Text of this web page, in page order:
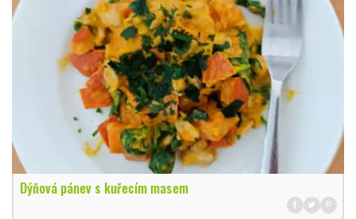
Dýňová pánev s kuřecím masem